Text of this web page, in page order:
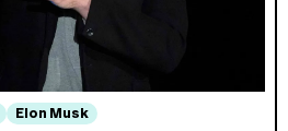
Elon Musk